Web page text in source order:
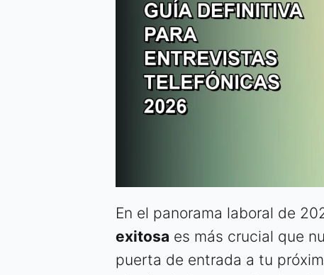
En el panorama laboral de
exitosa es más crucial que
puerta de entrada a tu